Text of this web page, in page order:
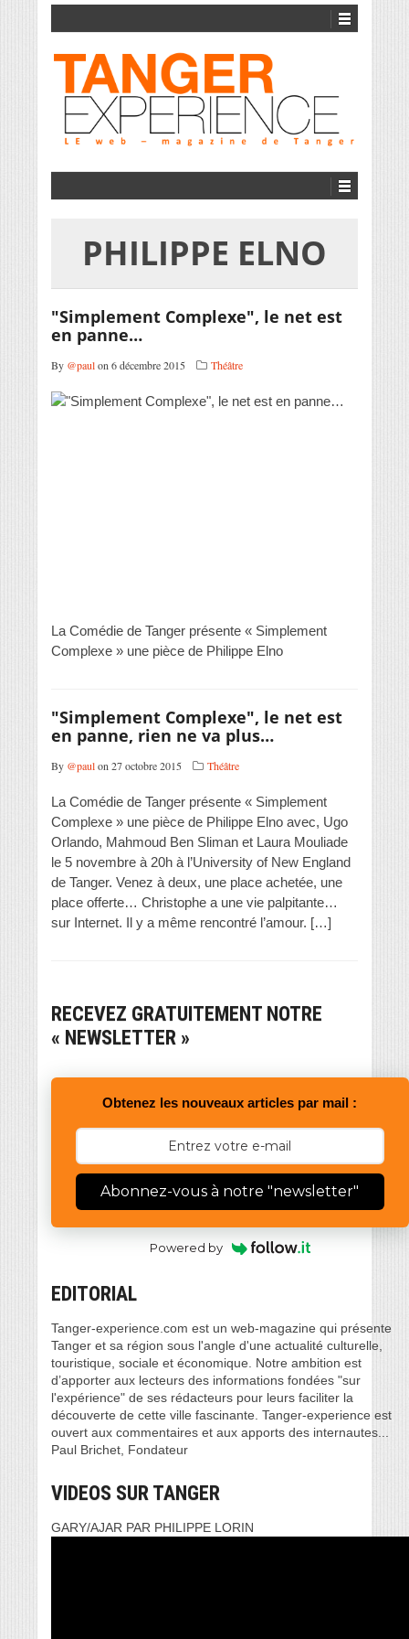
PHILIPPE ELNO
"Simplement Complexe", le net est
en panne…
By @paulon 6 décembre 2015 Théâtre
La Comédie de Tanger présente « Simplement
Complexe » une pièce de Philippe Elno
"Simplement Complexe", le net est
en panne, rien ne va plus…
By @paulon 27 octobre 2015 Théâtre
La Comédie de Tanger présente « Simplement
Complexe » une pièce de Philippe Elno avec, Ugo
Orlando, Mahmoud Ben Sliman et Laura Mouliade
le 5 novembre à 20h à l’University of New England
de Tanger. Venez à deux, une place achetée, une
place offerte… Christophe a une vie palpitante…
sur Internet. Il y a même rencontré l’amour. […]
RECEVEZ GRATUITEMENT NOTRE
« NEWSLETTER »
Obtenez les nouveaux articles par mail :
Abonnez-vous à notre "newsletter"
Powered by
EDITORIAL
Tanger-experience.com est un web-magazine qui présente
Tanger et sa région sous l'angle d'une actualité culturelle,
touristique, sociale et économique. Notre ambition est
d’apporter aux lecteurs des informations fondées "sur
l'expérience" de ses rédacteurs pour leurs faciliter la
découverte de cette ville fascinante. Tanger-experience est
ouvert aux commentaires et aux apports des internautes...
Paul Brichet, Fondateur
VIDEOS SUR TANGER
GARY/AJAR PAR PHILIPPE LORIN